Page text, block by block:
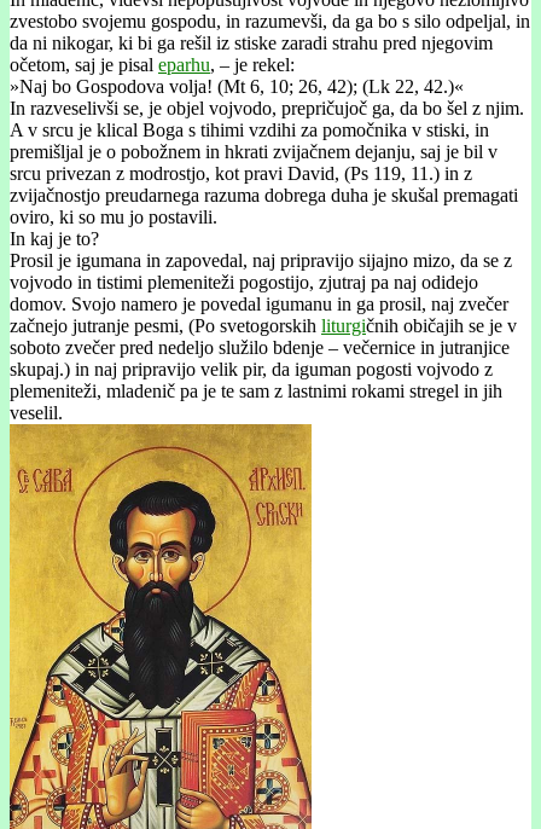
zvestobo svojemu gospodu, in razumevši, da ga bo s silo odpeljal, in
da ni nikogar, ki bi ga rešil iz stiske zaradi strahu pred njegovim
očetom, saj je pisal eparhu, – je rekel:
»Naj bo Gospodova volja! (Mt 6, 10; 26, 42); (Lk 22, 42.)«
In razveselivši se, je objel vojvodo, prepričujoč ga, da bo šel z njim.
A v srcu je klical Boga s tihimi vzdihi za pomočnika v stiski, in
premišljal je o pobožnem in hkrati zvijačnem dejanju, saj je bil v
srcu privezan z modrostjo, kot pravi David, (Ps 119, 11.) in z
zvijačnostjo preudarnega razuma dobrega duha je skušal premagati
oviro, ki so mu jo postavili.
In kaj je to?
Prosil je igumana in zapovedal, naj pripravijo sijajno mizo, da se z
vojvodo in tistimi plemeniteži pogostijo, zjutraj pa naj odidejo
domov. Svojo namero je povedal igumanu in ga prosil, naj zvečer
začnejo jutranje pesmi, (Po svetogorskih liturgičnih običajih se je v
soboto zvečer pred nedeljo služilo bdenje – večernice in jutranjice
skupaj.) in naj pripravijo velik pir, da iguman pogosti vojvodo z
plemeniteži, mladenič pa je te sam z lastnimi rokami stregel in jih
veselil.